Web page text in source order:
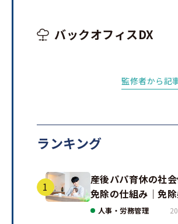
バックオフィスDX
監修者から記
ランキング
産後パパ育休の社
免除の仕組み｜免
事例、手続きの注
人事・労務管理